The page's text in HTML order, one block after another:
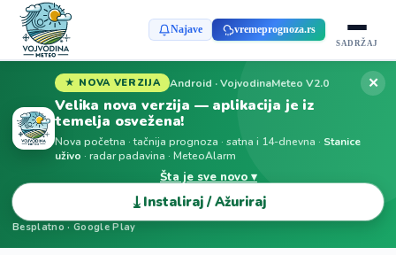
Najave vremeprognoza.rs
SADRŽAJ
★ NOVA VERZIJA Android · VojvodinaMeteo V2.0
Velika nova verzija — aplikacija je iz
temelja osvežena!
Nova početna · tačnija prognoza · satna i 14-dnevna · Stanice
uživo · radar padavina · MeteoAlarm
Šta je sve novo ▾
⤓ Instaliraj / Ažuriraj
Besplatno · Google Play
✕